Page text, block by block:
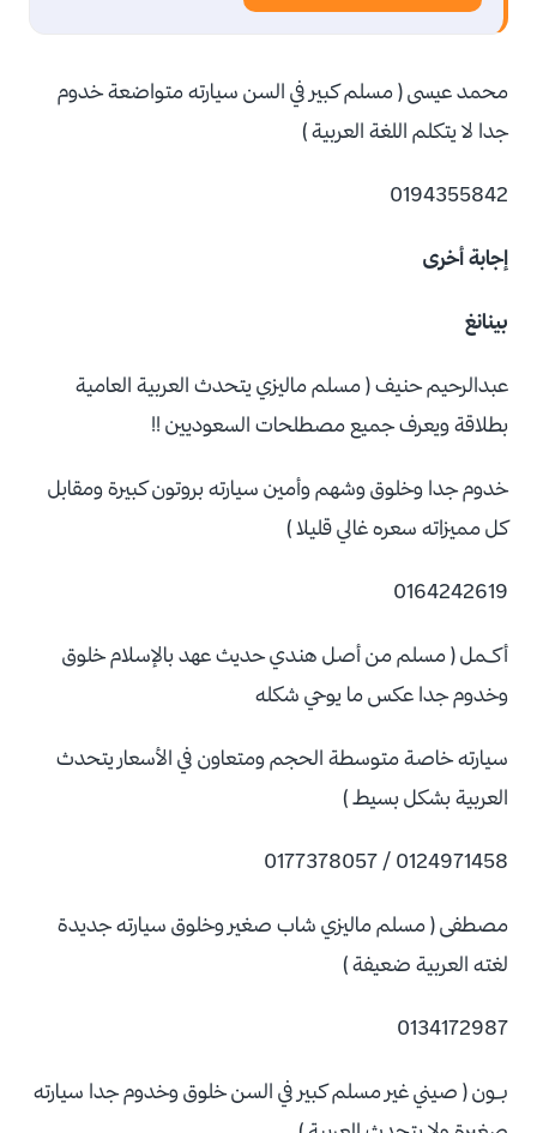
محمد عيسى ( مسلم كبير في السن سيارته متواضعة خدوم
جدا لا يتكلم اللغة العربية )
0194355842
إجابة أخرى
بينانغ
عبدالرحيم حنيف ( مسلم ماليزي يتحدث العربية العامية
بطلاقة ويعرف جميع مصطلحات السعوديين !!
خدوم جدا وخلوق وشهم وأمين سيارته بروتون كبيرة ومقابل
كل مميزاته سعره غالي قليلا )
0164242619
أكــمل ( مسلم من أصل هندي حديث عهد بالإسلام خلوق
وخدوم جدا عكس ما يوحي شكله
سيارته خاصة متوسطة الحجم ومتعاون في الأسعار يتحدث
العربية بشكل بسيط )
0124971458 / 0177378057
مصطفى ( مسلم ماليزي شاب صغير وخلوق سيارته جديدة
لغته العربية ضعيفة )
0134172987
بـــون ( صيني غير مسلم كبير في السن خلوق وخدوم جدا سيارته